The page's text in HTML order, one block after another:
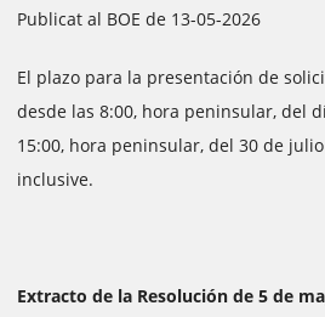
Publicat al BOE de 13-05-2026
El plazo para la presentación de
desde las 8:00, hora peninsular, del
15:00, hora peninsular, del 30 de
inclusive.
Extracto de la Resolución de 5 de